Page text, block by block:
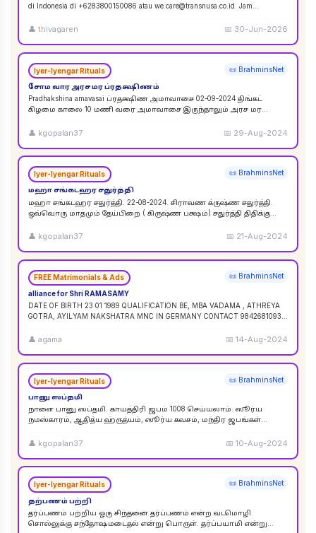
di Indonesia di +6283800150086 atau we.care@transnusa.co.id. Jam
👤 thivagaren 📅 30-Jun-2026
Iyer-Iyengar Rituals 📜 BrahminsNet
சோம வார அரச மர ப்ரதக்ஷிணம்
Pradhakshina amavasai ப்ரதக்ஷிண அமாவாசை 02-09-2024 திங்கட்
கிழமை காலை 10 மணி வரை அமாவாசை இருந்தாலும் அரச மர
👤 kgopalan37 📅 29-Aug-2024
Iyer-Iyengar Rituals 📜 BrahminsNet
மஹா சங்கடஹர சதுர்த்தி
மஹா சங்கடஹர சதுர்த்தி. 22-08-2024. சிராவண க்ருஷ்ண சதுர்த்தி.
ஒவ்வொரு மாதமும் தேய்பிறை ( கிருஷ்ண பக்ஷம்) சதுர்த்தி திதிக்கு
👤 kgopalan37 📅 21-Aug-2024
FREE Matrimonials & Ads 📜 BrahminsNet
alliance for Shri RAMASAMY
DATE OF BIRTH 23 01 1989 QUALIFICATION BE, MBA VADAMA , ATHREYA
GOTRA, AYILYAM NAKSHATRA MNC IN GERMANY CONTACT 9842681093 /
👤 agama 📅14-Aug-2024
Iyer-Iyengar Rituals 📜 BrahminsNet
பானு ஸப்தமி
நாளை பானு ஸப்தமி. காயத்திரி ஜபம் 1008 செய்யலாம். ஸூர்ய
நமஸ்காரம், ஆதித்ய ஹ்ருத்யம், ஸூர்ய கவசம், மந்திர ஜபங்கள்
👤 kgopalan37 📅10-Aug-2024
Iyer-Iyengar Rituals 📜 BrahminsNet
தற்பணம் பற்றி
தர்ப்பணம் பற்றிய ஒரு சிந்தனை தர்ப்பணம் என்ற வடமொழி
சொல்லுக்கு சந்தோஷமடைதல் என்று பொருள். தர்ப்பயாமி என்று